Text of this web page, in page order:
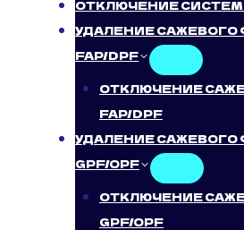
ОТКЛЮЧЕНИЕ
УДАЛЕНИЕ САЖЕВОГО
FAP/DPF
ОТКЛЮЧЕНИЕ
FAP/DPF
УДАЛЕНИЕ САЖЕВОГО
GPF/OPF
ОТКЛЮЧЕНИЕ
GPF/OPF